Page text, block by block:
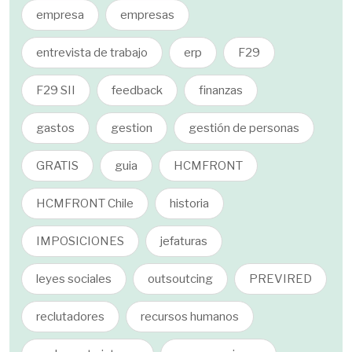
empresa empresas
entrevista de trabajo erp F29
F29 SII feedback finanzas
gastos gestion gestión de personas
GRATIS guia HCMFRONT
HCMFRONT Chile historia
IMPOSICIONES jefaturas
leyes sociales outsoutcing PREVIRED
reclutadores recursos humanos